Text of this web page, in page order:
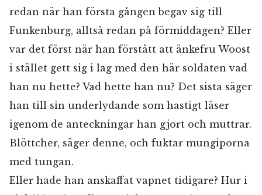
redan när han första gången begav sig till
Funkenburg, alltså redan på förmiddagen? Eller
var det först när han förstått att änkefru Woost
i stället gett sig i lag med den här soldaten vad
han nu hette? Vad hette han nu? Det sista säger
han till sin underlydande som hastigt läser
igenom de anteckningar han gjort och muttrar.
Blöttcher, säger denne, och fuktar mungiporna
med tungan.
Eller hade han anskaffat vapnet tidigare? Hur i